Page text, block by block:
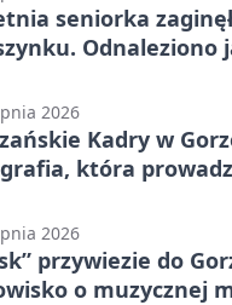
seniorka
Odnaleziono
2026
Kadry w
która
2026
przywiezie do
o muzycznej